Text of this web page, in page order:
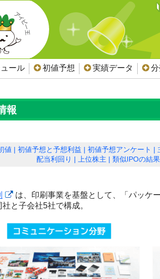
ール 初値予想 実績データ
報
値 初値予想と予想利益 初値予想アンケート
配当利回り
上位株主 類似IPOの結果
は、印刷事業を基盤として、「パッケ
と子会社5社で構成。